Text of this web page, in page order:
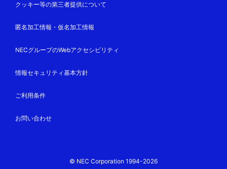
クッキー等の第三者提供について
匿名加工情報・仮名加工情報
NECグループのWebアクセシビリティ
情報セキュリティ基本方針
ご利用条件
お問い合わせ
© NEC Corporation 1994-2026